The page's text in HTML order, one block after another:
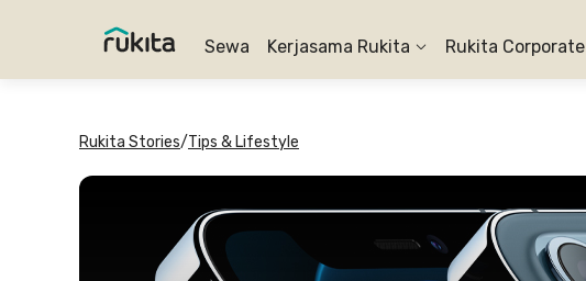
Sewa Kerjasama Rukita Rukita Corporate
Rukita Stories/Tips & Lifestyle